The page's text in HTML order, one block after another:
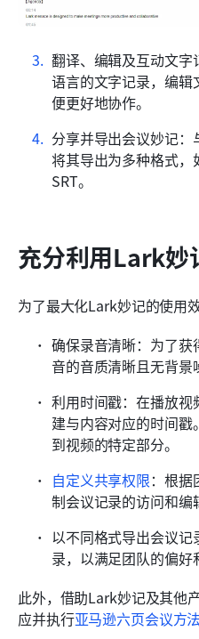
翻译、编辑及互动文
语言的文字记录，编
便更好地协作。
分享并导出会议妙记
将其导出为多种格式，
SRT。
充分利用Lark妙
为了最大化Lark妙记的使用
确保录音清晰：为了
音的音质清晰且无背景
利用时间戳：在播放
建与内容对应的时间
到视频的特定部分。
自定义共享权限：根
制会议记录的访问和编
以不同格式导出会议
录，以满足团队的偏好
此外，借助Lark妙记及其他
应并执行亚马逊六页会议方